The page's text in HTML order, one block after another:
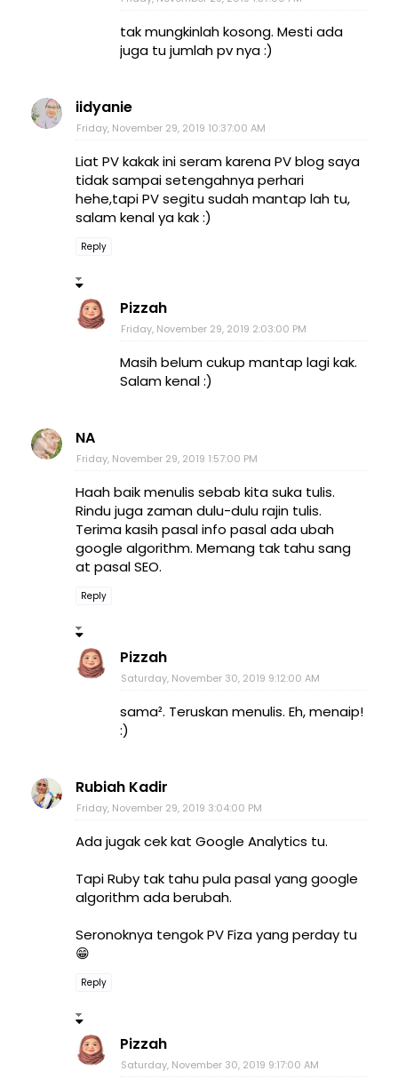
tak mungkinlah kosong. Mesti ada
juga tu jumlah pv nya :)
iidyanie
Friday, November 29, 2019 10:37:00 AM
Liat PV kakak ini seram karena PV blog saya
tidak sampai setengahnya perhari
hehe,tapi PV segitu sudah mantap lah tu,
salam kenal ya kak :)
Reply
Pizzah
Friday, November 29, 2019 2:03:00 PM
Masih belum cukup mantap lagi kak.
Salam kenal :)
NA
Friday, November 29, 2019 1:57:00 PM
Haah baik menulis sebab kita suka tulis.
Rindu juga zaman dulu-dulu rajin tulis.
Terima kasih pasal info pasal ada ubah
google algorithm. Memang tak tahu sang
at pasal SEO.
Reply
Pizzah
Saturday, November 30, 2019 9:12:00 AM
sama². Teruskan menulis. Eh, menaip!
:)
Rubiah Kadir
Friday, November 29, 2019 3:04:00 PM
Ada jugak cek kat Google Analytics tu.
Tapi Ruby tak tahu pula pasal yang google
algorithm ada berubah.
Seronoknya tengok PV Fiza yang perday tu
😁
Reply
Pizzah
Saturday, November 30, 2019 9:17:00 AM